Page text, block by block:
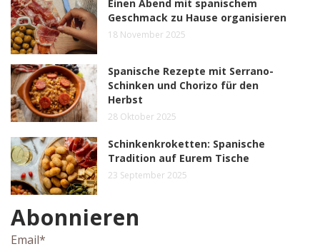
Einen Abend mit spanischem
Geschmack zu Hause organisieren
18 November 2025
Spanische Rezepte mit Serrano-
Schinken und Chorizo für den
Herbst
28 Oktober 2025
Schinkenkroketten: Spanische
Tradition auf Eurem Tische
23 September 2025
Abonnieren
Email*